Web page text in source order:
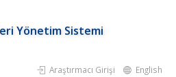
Yönetim Sistemi
Araştırmacı Girişi English